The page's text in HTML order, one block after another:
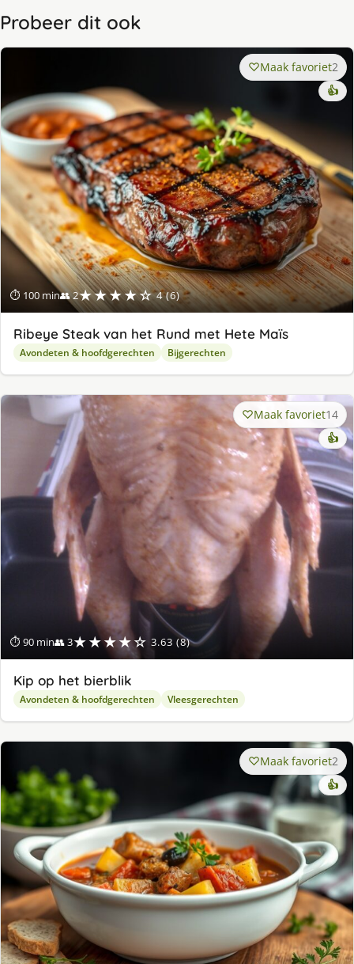
Probeer dit ook
⏱ 100 min👥 2★★★★☆ 4 (6)
Maak favoriet2
👍
Ribeye Steak van het Rund met Hete Maïs
Avondeten & hoofdgerechten Bijgerechten
⏱ 90 min👥 3★★★★☆ 3.63 (8)
Maak favoriet14
👍
Kip op het bierblik
Avondeten & hoofdgerechten Vleesgerechten
Maak favoriet2
👍